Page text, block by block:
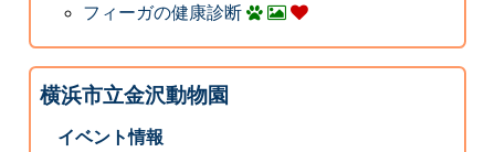
フィーガの健康診断
横浜市立金沢動物園
イベント情報